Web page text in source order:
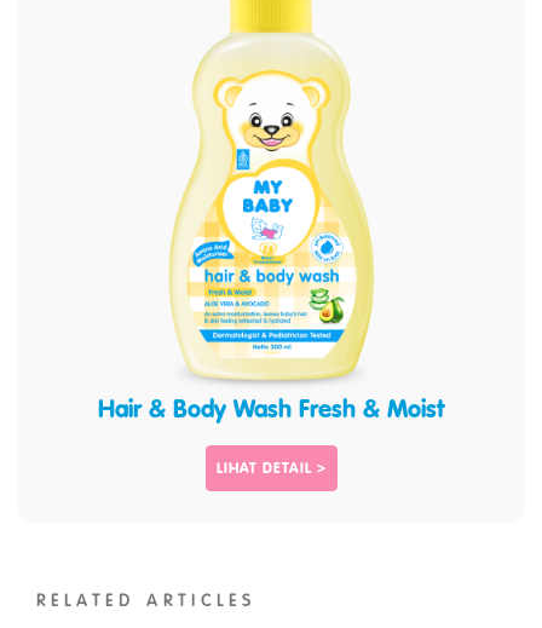
Hair & Body Wash Fresh & Moist
LIHAT DETAIL >
RELATED ARTICLES